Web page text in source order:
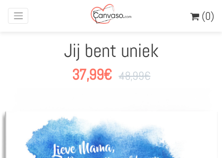
(0)
Jij bent uniek
37,99€ 48,99€